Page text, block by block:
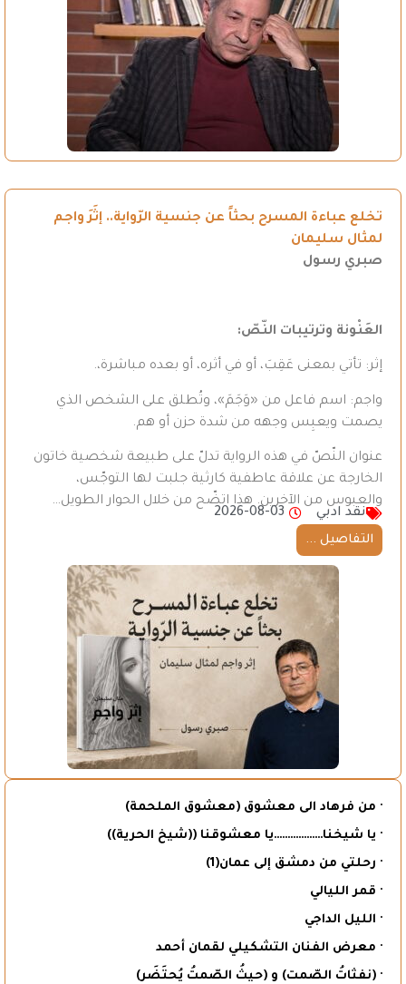
تخلع عباءة المسرح بحثاً عن جنسية الرّواية.. إثَرَ واجم
لمثال سليمان
صبري رسول
العَنْونة وترتيبات النّصّ:
إثر: تأتي بمعنى عَقِبَ، أو في أثره، أو بعده مباشرة،.
واجم: اسم فاعل من «وَجَمَ»، وتُطلق على الشخص الذي
يصمت ويعبِس وجهه من شدة حزن أو هم.
عنوان النّصّ في هذه الرواية تدلّ على طبيعة شخصية خاتون
الخارجة عن علاقة عاطفية كارثية جلبت لها التوجّس،
والعبوس من الآخرين. هذا اتضّح من خلال الحوار الطويل…
نقد ادبي
2026-08-03
التفاصيل ...
· من فرهاد الى معشوق (معشوق الملحمة)
· يا شيخنا………………يا معشوقنا ((شيخ الحرية))
· رحلتي من دمشق إلى عمان(1)
· قمر الليالي
· الليل الداجي
· معرض الفنان التشكيلي لقمان أحمد
· (نفثاتُ الصّمت) و (حيثُ الصّمتُ يُحتَضَر)